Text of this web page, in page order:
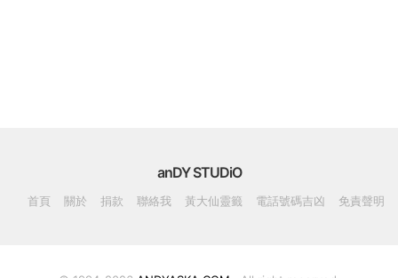
anDY STUDiO
首頁 關於 捐款 聯絡我 黃大仙靈籤 電話號碼吉凶 免責聲明